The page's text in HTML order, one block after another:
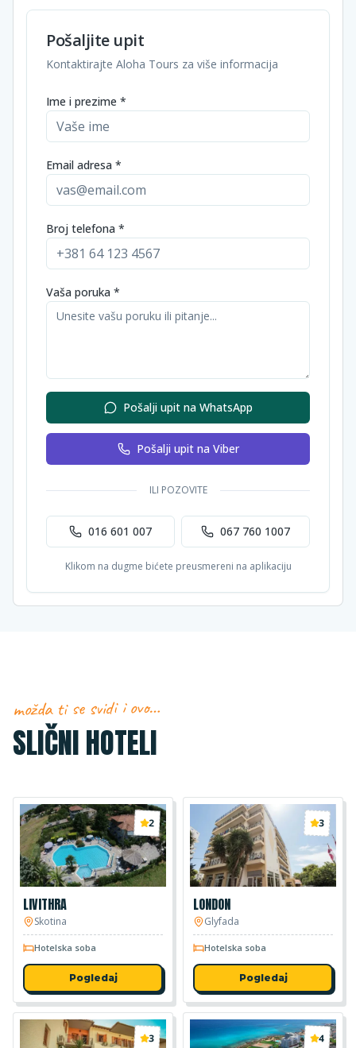
Pošaljite upit
Kontaktirajte Aloha Tours za više informacija
Ime i prezime *
Email adresa *
Broj telefona *
Vaša poruka *
Pošalji upit na WhatsApp
Pošalji upit na Viber
ILI POZOVITE
016 601 007 067 760 1007
Klikom na dugme bićete preusmereni na aplikaciju
možda ti se svidi i ovo…
SLIČNI HOTELI
2
LIVITHRA
Skotina
Hotelska soba
Pogledaj
3
LONDON
Glyfada
Hotelska soba
Pogledaj
3 4